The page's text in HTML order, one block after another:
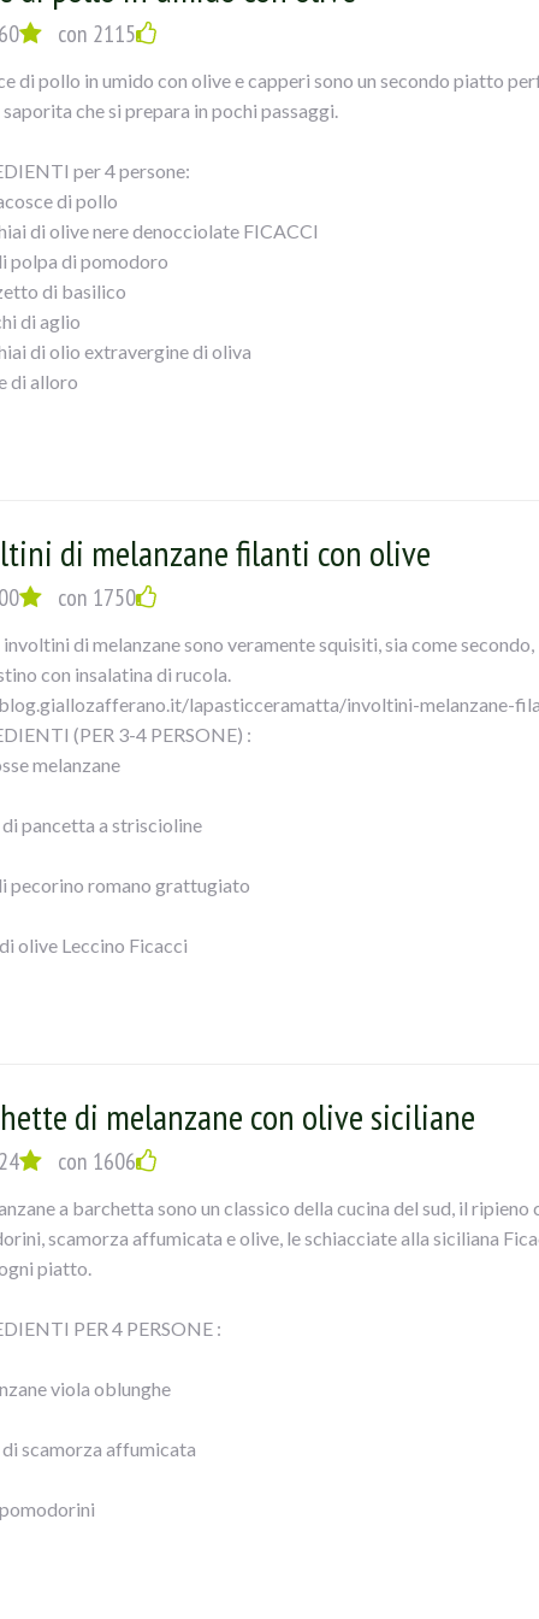
su un foglio di carta forno e formate un cilindro. Fate
un foglio di carta forno leggermente infarinato allo spessore di
con l` impasto avendo cura di sigillarlo bene. Ricavate dalla
con olive a piacere.
con 2115
di pollo in umido con olive e capperi sono un secondo piatto
che si prepara in pochi passaggi.
per 4 persone:
di pollo
di olive nere denocciolate FICACCI
polpa di pomodoro
di basilico
di aglio
di olio extravergine di oliva
di alloro
spicchi di aglio sbucciati e schiacciati alle erbe aromatiche in
insaporire per due minuti, in seguito aggiungete la polpa di
e le foglie di alloro.
e le olive nere denocciolate FICACCI. Mescolate bene il
verso fine cottura le foglie di basilico.
di melanzane filanti con olive
con 1750
di melanzane sono veramente squisiti, sia come
con insalatina di rucola.
lapasticceramatta/involtini-melanzane-
(PER 3-4 PERSONE) :
melanzane
pancetta a striscioline
pecorino romano grattugiato
olive Leccino Ficacci
mozzarella
perdere l’acqua; dopo sciacquarle e farle scolare.
sulla griglia del forno, ungendole con un pennello sopra;
di melanzane con olive siciliane
con 1606
a barchetta sono un classico della cucina del sud, il
scamorza affumicata e olive, le schiacciate alla siciliana
piatto.
PER 4 PERSONE :
viola oblunghe
scamorza affumicata